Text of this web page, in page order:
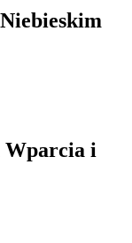
Wparcia i